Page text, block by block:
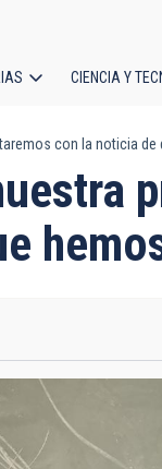
CIENCIA Y
con la noticia